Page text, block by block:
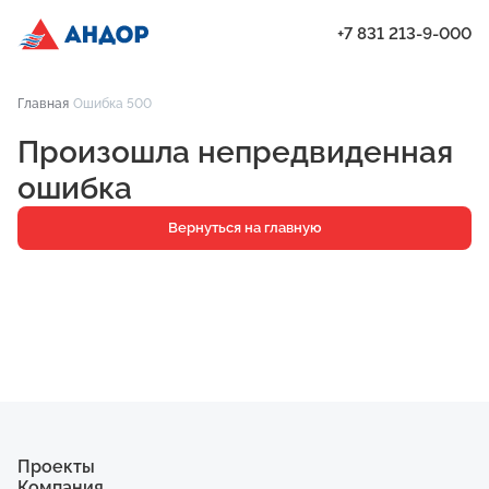
Проекты
Квартиры
Паркинг
Кладовые
+7 831 213-9-000
Главная Ошибка 500
Произошла непредвиденная
ошибка
Вернуться на главную
Проекты